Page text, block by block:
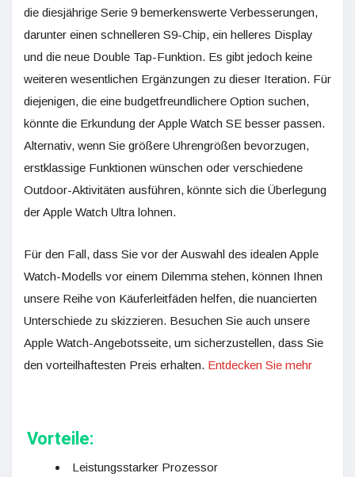
die diesjährige Serie 9 bemerkenswerte Verbesserungen,
darunter einen schnelleren S9-Chip, ein helleres Display
und die neue Double Tap-Funktion. Es gibt jedoch keine
weiteren wesentlichen Ergänzungen zu dieser Iteration. Für
diejenigen, die eine budgetfreundlichere Option suchen,
könnte die Erkundung der Apple Watch SE besser passen.
Alternativ, wenn Sie größere Uhrengrößen bevorzugen,
erstklassige Funktionen wünschen oder verschiedene
Outdoor-Aktivitäten ausführen, könnte sich die Überlegung
der Apple Watch Ultra lohnen.
Für den Fall, dass Sie vor der Auswahl des idealen Apple
Watch-Modells vor einem Dilemma stehen, können Ihnen
unsere Reihe von Käuferleitfäden helfen, die nuancierten
Unterschiede zu skizzieren. Besuchen Sie auch unsere
Apple Watch-Angebotsseite, um sicherzustellen, dass Sie
den vorteilhaftesten Preis erhalten. Entdecken Sie mehr
Vorteile:
Leistungsstarker Prozessor